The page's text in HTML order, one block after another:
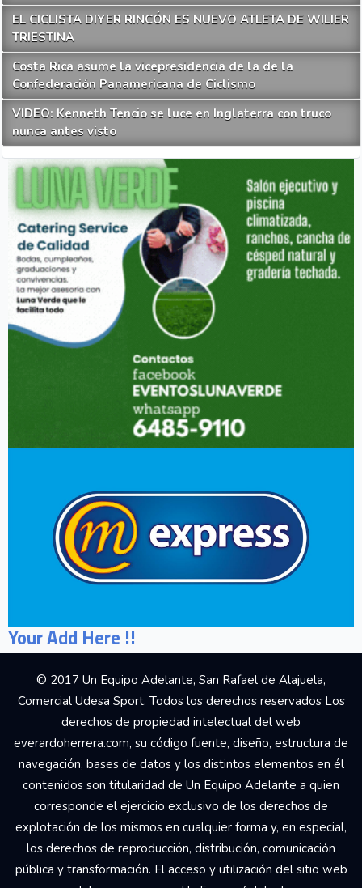
EL CICLISTA DIYER RINCÓN ES NUEVO ATLETA DE WILIER
TRIESTINA
Costa Rica asume la vicepresidencia de la de la
Confederación Panamericana de Ciclismo
VIDEO: Kenneth Tencio se luce en Inglaterra con truco
nunca antes visto
Your Add Here !!
© 2017 Un Equipo Adelante, San Rafael de Alajuela,
Comercial Udesa Sport. Todos los derechos reservados Los
derechos de propiedad intelectual del web
everardoherrera.com, su código fuente, diseño, estructura de
navegación, bases de datos y los distintos elementos en él
contenidos son titularidad de Un Equipo Adelante a quien
corresponde el ejercicio exclusivo de los derechos de
explotación de los mismos en cualquier forma y, en especial,
los derechos de reproducción, distribución, comunicación
pública y transformación. El acceso y utilización del sitio web